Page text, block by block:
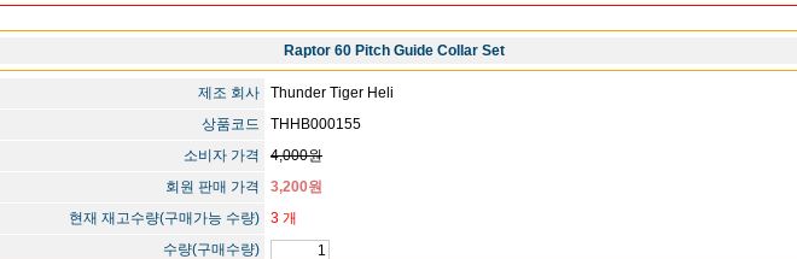
Raptor 60 Pitch Guide Collar Set
제조 회사
Thunder Tiger Heli
상품코드
THHB000155
소비자 가격
4,000원
회원 판매 가격
3,200원
현재 재고수량(구매가능 수량)
3 개
수량(구매수량)